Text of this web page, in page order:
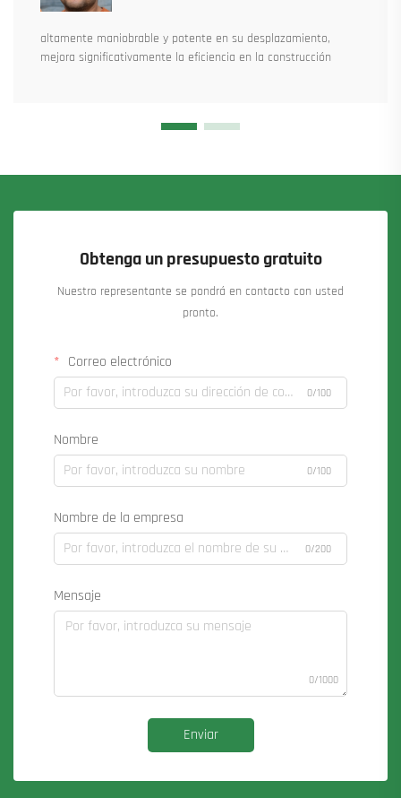
altamente maniobrable y potente en su desplazamiento,
mejora significativamente la eficiencia en la construcción
Obtenga un presupuesto gratuito
Nuestro representante se pondrá en contacto con usted
pronto.
Correo electrónico
0/100
Nombre
0/100
Nombre de la empresa
0/200
Mensaje
0/1000
Enviar